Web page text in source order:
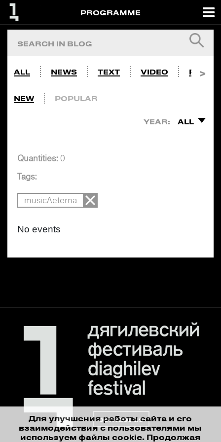
PROGRAMME
ALL NEWS TEXT VIDEO PHOTO
NEW POPULAR
YEAR: ALL
Quantities: 0
Tags:
musicAeterna
No events
contact us
Для улучшения работы сайта и его
взаимодействия с пользователями мы
используем файлы cookie. Продолжая